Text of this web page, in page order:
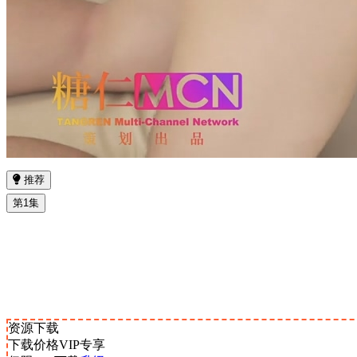
推荐
第1集
资源下载
下载价格VIP专享